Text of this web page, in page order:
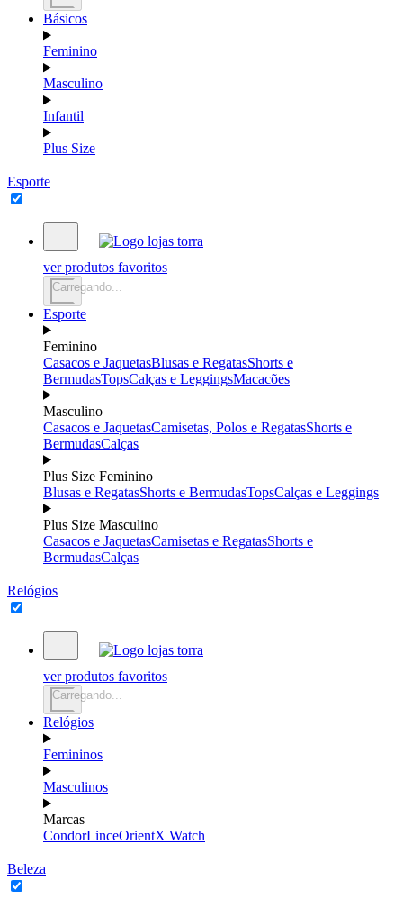
Básicos
Feminino
Masculino
Infantil
Plus Size
Esporte
ver produtos favoritos
Carregando...
Esporte
Feminino
Casacos e JaquetasBlusas e RegatasShorts e
BermudasTopsCalças e LeggingsMacacões
Masculino
Casacos e JaquetasCamisetas, Polos e RegatasShorts e
BermudasCalças
Plus Size Feminino
Blusas e RegatasShorts e BermudasTopsCalças e Leggings
Plus Size Masculino
Casacos e JaquetasCamisetas e RegatasShorts e
BermudasCalças
Relógios
ver produtos favoritos
Carregando...
Relógios
Femininos
Masculinos
Marcas
CondorLinceOrientX Watch
Beleza